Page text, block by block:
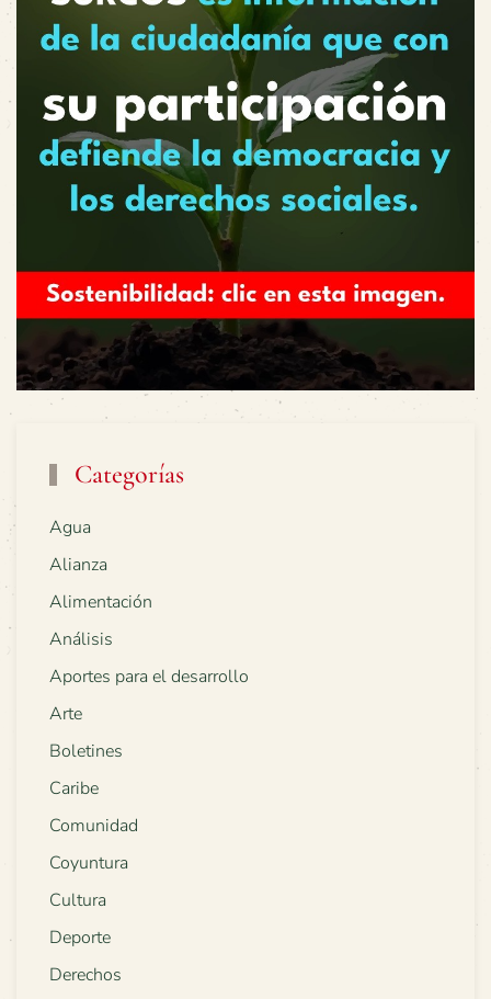
Categorías
Agua
Alianza
Alimentación
Análisis
Aportes para el desarrollo
Arte
Boletines
Caribe
Comunidad
Coyuntura
Cultura
Deporte
Derechos